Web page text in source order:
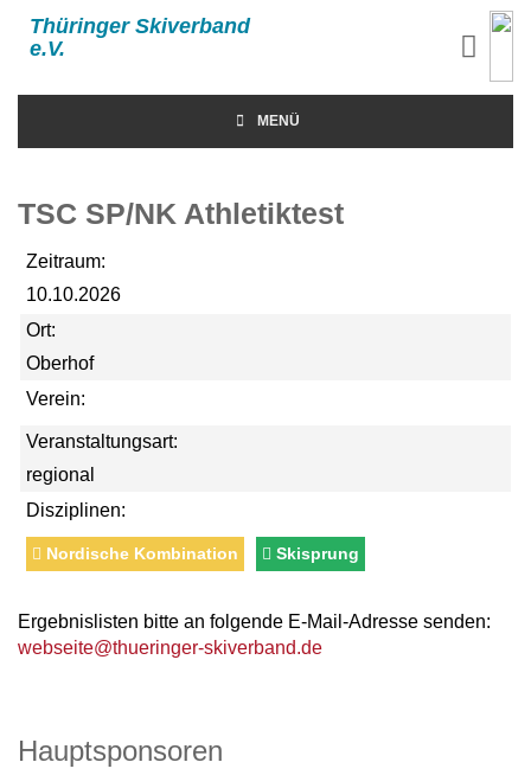
Thüringer Skiverband
e.V.
MENÜ
TSC SP/NK Athletiktest
Zeitraum:
10.10.2026
Ort:
Oberhof
Verein:
Veranstaltungsart:
regional
Disziplinen:
Nordische Kombination Skisprung
Ergebnislisten bitte an folgende E-Mail-Adresse senden:
webseite@thueringer-skiverband.de
Hauptsponsoren